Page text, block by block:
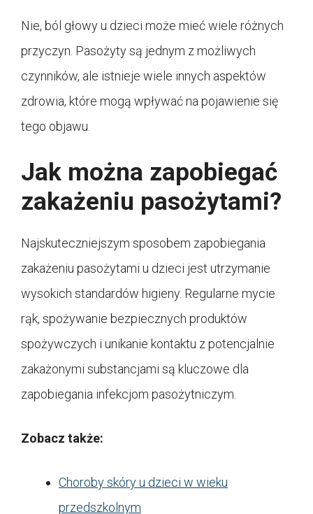
Nie, ból głowy u dzieci może mieć wiele różnych
przyczyn. Pasożyty są jednym z możliwych
czynników, ale istnieje wiele innych aspektów
zdrowia, które mogą wpływać na pojawienie się
tego objawu.
Jak można zapobiegać
zakażeniu pasożytami?
Najskuteczniejszym sposobem zapobiegania
zakażeniu pasożytami u dzieci jest utrzymanie
wysokich standardów higieny. Regularne mycie
rąk, spożywanie bezpiecznych produktów
spożywczych i unikanie kontaktu z potencjalnie
zakażonymi substancjami są kluczowe dla
zapobiegania infekcjom pasożytniczym.
Zobacz także:
Choroby skóry u dzieci w wieku
przedszkolnym